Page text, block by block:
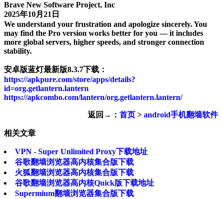
Brave New Software Project, Inc
2025年10月21日
We understand your frustration and apologize sincerely. You
may find the Pro version works better for you — it includes
more global servers, higher speeds, and stronger connection
stability.
安卓版蓝灯最新版8.3.7下载：
https://apkpure.com/store/apps/details?
id=org.getlantern.lantern
https://apkcombo.com/lantern/org.getlantern.lantern/
返回→： 首页 > android手机翻墙软件
相关文章
VPN - Super Unlimited Proxy下载地址
谷歌翻墙浏览器高内核集合版下载
火狐翻墙浏览器高内核集合版下载
谷歌翻墙浏览器高内核Quick版下载地址
Supermium翻墙浏览器集合版下载